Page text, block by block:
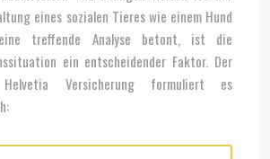
eines sozialen Tieres wie einem Hund
treffende Analyse betont, ist die
ein entscheidender Faktor. Der
Versicherung formuliert es